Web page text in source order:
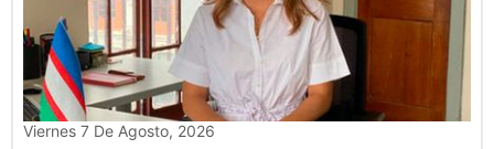
Viernes 7 De Agosto, 2026